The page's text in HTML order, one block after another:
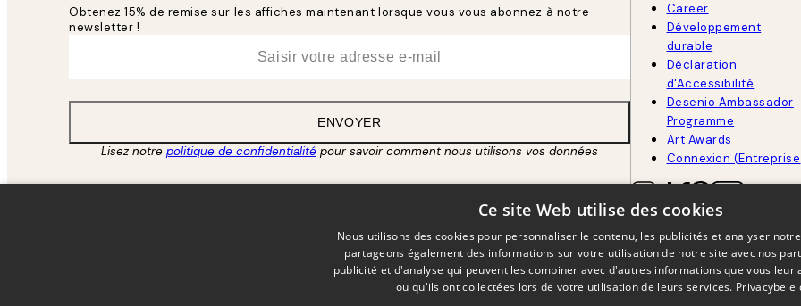
Obtenez 15% de remise sur les affiches maintenant lorsque vous vous abonnez à notre
newsletter !
ENVOYER
Lisez notre politique de confidentialitépour savoir comment nous utilisons vos données
Career
Développement
durable
Déclaration
d'Accessibilité
Desenio Ambassador
Programme
Art Awards
Connexion
BEL FRANÇAIS
Ce site Web utilise des cookies
Nous utilisons des cookies pour personnaliser le contenu, les publicités et analyser
partageons également des informations sur votre utilisation de notre site avec nos
publicité et d'analyse qui peuvent les combiner avec d'autres informations que vous leur
ou qu'ils ont collectées lors de votre utilisation de leurs services.